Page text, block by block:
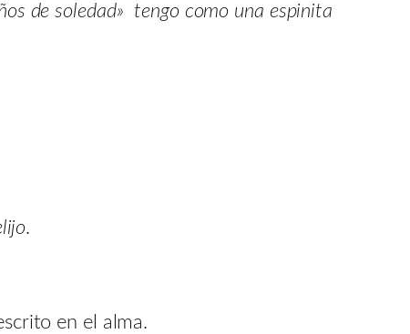
de soledad» tengo como una espinita
.
en el alma.